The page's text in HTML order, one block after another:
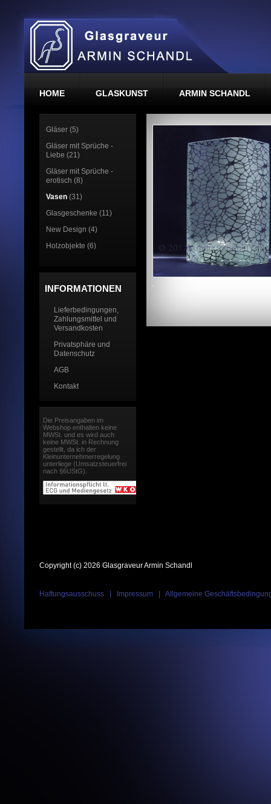
HOME GLASKUNST ARMIN SCHANDL
Gläser (5)
Gläser mit Sprüche -
Liebe (21)
Gläser mit Sprüche -
erotisch (8)
Vasen (31)
Glasgeschenke (11)
New Design (4)
Holzobjekte (6)
INFORMATIONEN
Lieferbedingungen,
Zahlungsmittel und
Versandkosten
Privatsphäre und
Datenschutz
AGB
Kontakt
Die Preisangaben im
Webshop enthalten keine
MWSt. und es wird auch
keine MWSt. in Rechnung
gestellt, da ich der
Kleinunternehmerregelung
unterliege (Umsatzsteuerfrei
nach §6UStG).
Copyright (c) 2026 Glasgraveur Armin Schandl
Haftungsausschuss Impressum Allgemeine